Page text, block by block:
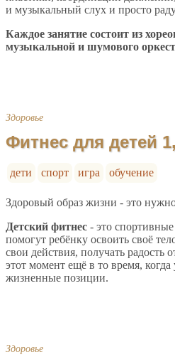
и музыкальный слух и просто
Каждое занятие состоит из
музыкальной и шумового
Здоровье
Фитнес для детей
дети спорт игра обучение
Здоровый образ жизни - это
Детский фитнес - это спортивные
помогут ребёнку освоить своё
свои действия, получать
этот момент ещё в то время,
жизненные позиции.
Здоровье